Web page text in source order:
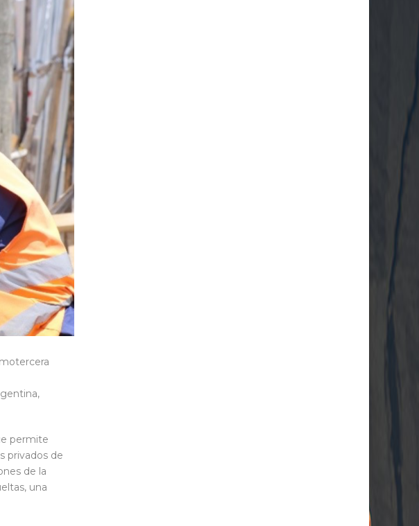
permite
privados de
de la
una